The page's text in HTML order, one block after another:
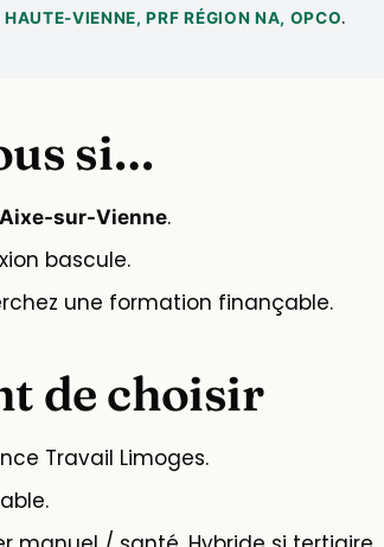
VIENNE, PRF RÉGION NA, OPCO.
si…
Aixe-sur-Vienne.
bascule.
une formation finançable.
de choisir
Travail Limoges.